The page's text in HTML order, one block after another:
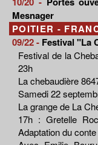
Mesnager
POITIER -
09/22 - Festival "La
Festival de la
23h
La chebaudière
Samedi 22
La grange de La
17h : Gretelle
Adaptation du